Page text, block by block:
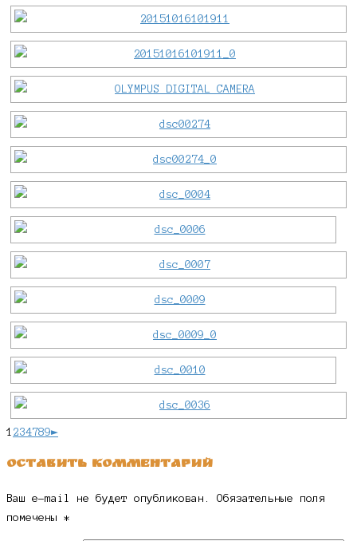
1 234789►
Оставить комментарий
Ваш e-mail не будет опубликован.
Обязательные поля
помечены *